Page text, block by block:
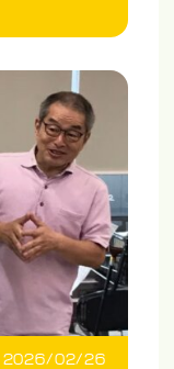
2026/02/26